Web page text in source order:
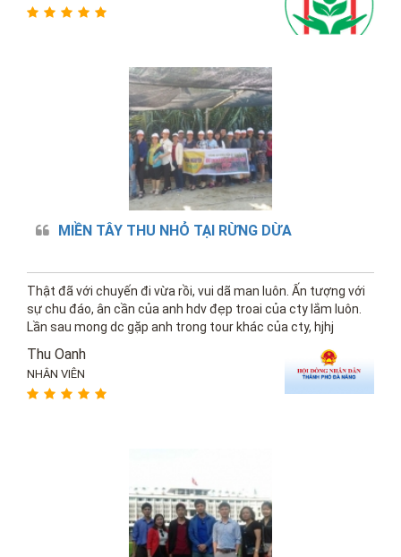
MIỀN TÂY THU NHỎ TẠI RỪNG DỪA
Thật đã với chuyến đi vừa rồi, vui dã man luôn. Ấn tượng với
sự chu đáo, ân cần của anh hdv đẹp troai của cty lắm luôn.
Lần sau mong dc gặp anh trong tour khác của cty, hjhj
Thu Oanh
NHÂN VIÊN